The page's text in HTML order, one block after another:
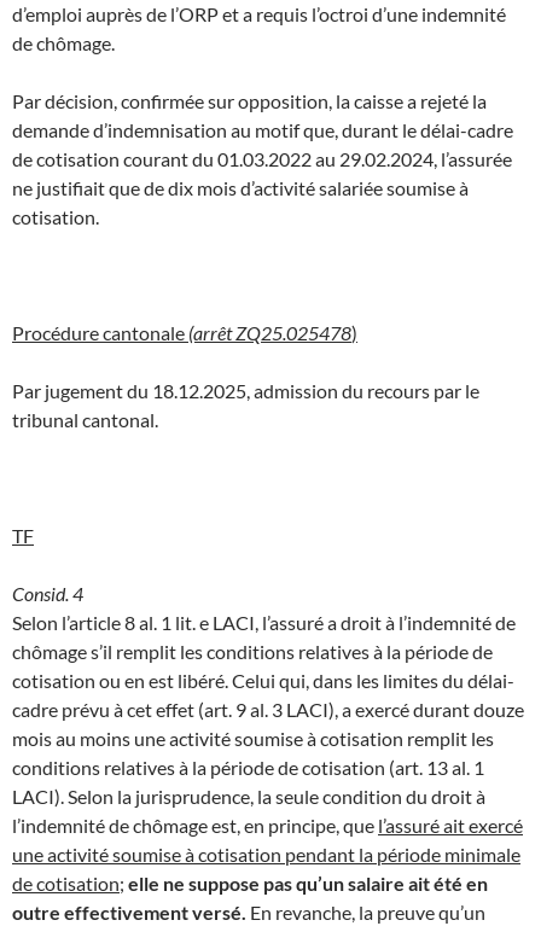
d’emploi auprès de l’ORP et a requis l’octroi d’une indemnité
de chômage.
Par décision, confirmée sur opposition, la caisse a rejeté la
demande d’indemnisation au motif que, durant le délai-cadre
de cotisation courant du 01.03.2022 au 29.02.2024, l’assurée
ne justifiait que de dix mois d’activité salariée soumise à
cotisation.
Procédure cantonale (arrêt ZQ25.025478)
Par jugement du 18.12.2025, admission du recours par le
tribunal cantonal.
TF
Consid. 4
Selon l’article 8 al. 1 lit. e LACI, l’assuré a droit à l’indemnité de
chômage s’il remplit les conditions relatives à la période de
cotisation ou en est libéré. Celui qui, dans les limites du délai-
cadre prévu à cet effet (art. 9 al. 3 LACI), a exercé durant douze
mois au moins une activité soumise à cotisation remplit les
conditions relatives à la période de cotisation (art. 13 al. 1
LACI). Selon la jurisprudence, la seule condition du droit à
l’indemnité de chômage est, en principe, que l’assuré ait exercé
une activité soumise à cotisation pendant la période minimale
de cotisation; elle ne suppose pas qu’un salaire ait été en
outre effectivement versé. En revanche, la preuve qu’un